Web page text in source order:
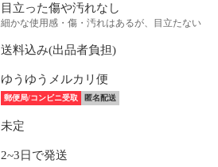
目立った傷や汚れなし
細かな使用感・傷・汚れはあるが、目立たない
送料込み(出品者負担)
ゆうゆうメルカリ便
郵便局/コンビニ受取 匿名配送
未定
2~3日で発送